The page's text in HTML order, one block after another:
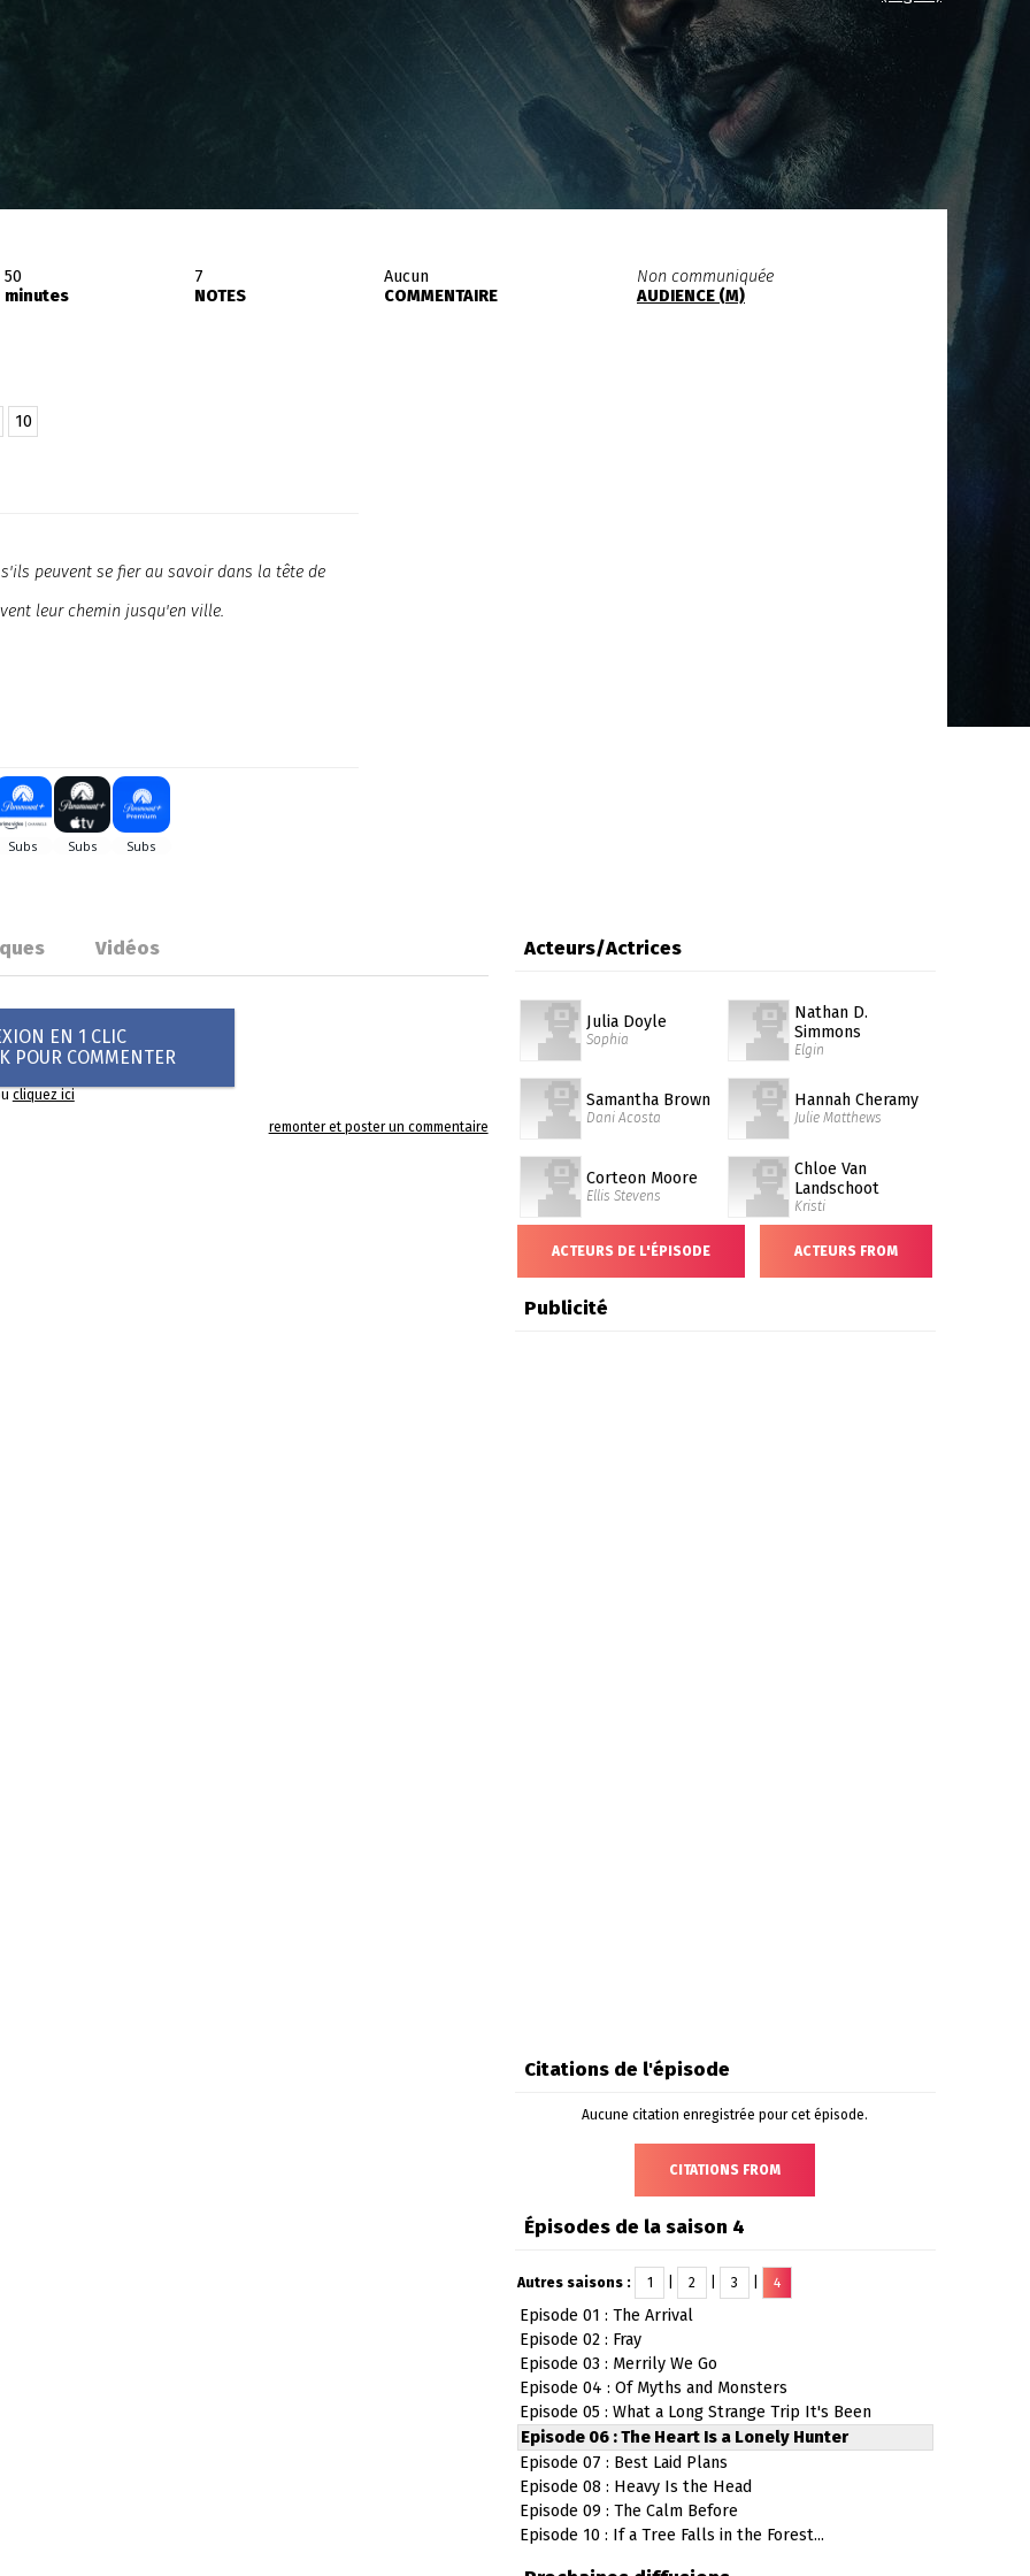
50
minutes
7
NOTES
Aucun
COMMENTAIRE
Non communiquée
AUDIENCE (M)
10
peuvent se fier au savoir dans la tête de
leur chemin jusqu'en ville.
Vidéos
EN 1 CLIC
POUR COMMENTER
cliquez ici
remonter et poster un commentaire
Acteurs/Actrices
Julia Doyle
Sophia
Nathan D.
Simmons
Elgin
Samantha Brown
Dani Acosta
Hannah Cheramy
Julie Matthews
Corteon Moore
Ellis Stevens
Chloe Van
Landschoot
Kristi
ACTEURS DE L'ÉPISODE ACTEURS FROM
Publicité
Citations de l'épisode
Aucune citation enregistrée pour cet épisode.
CITATIONS FROM
Épisodes de la saison 4
Autres saisons : 1 2 3 4
Episode 01 : The Arrival
Episode 02 : Fray
Episode 03 : Merrily We Go
Episode 04 : Of Myths and Monsters
Episode 05 : What a Long Strange Trip It's Been
Episode 06 : The Heart Is a Lonely Hunter
Episode 07 : Best Laid Plans
Episode 08 : Heavy Is the Head
Episode 09 : The Calm Before
Episode 10 : If a Tree Falls in the Forest...